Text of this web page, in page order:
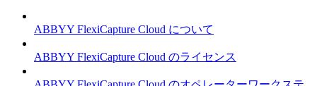
ABBYY FlexiCapture Cloud について
ABBYY FlexiCapture Cloud のライセンス